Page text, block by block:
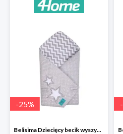
-25%
Belisima Dziecięcy becik wyszywany Gwiazdka -25%
-